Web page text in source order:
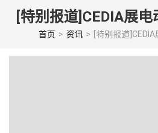
[特别报道]CEDIA展
首页 > 资讯 > [特别报道